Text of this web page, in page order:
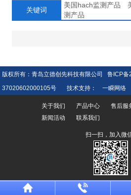
关键词
美国hach监测产品
测产品
版权所有：青岛立德创先科技有限公司鲁ICP备
37020602000105号 技术支持： 一瞬网络
关于我们 产品中心 售后服
新闻活动
联系我们
扫一扫，加入微